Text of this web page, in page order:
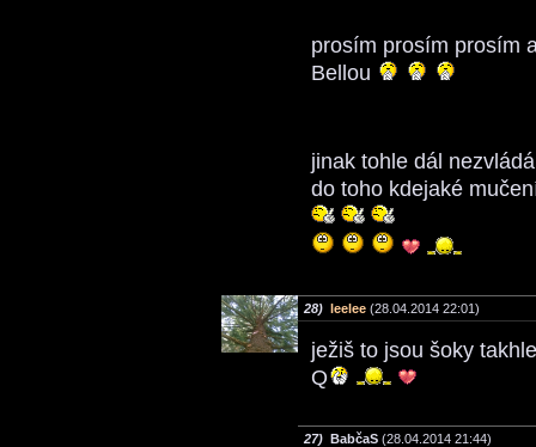
prosím prosím prosím
Bellou
jinak tohle dál
do toho kdejaké
28) leelee (28.04.2014 22:01)
ježiš to jsou šoky
Q
27) BabčaS (28.04.2014 21:44)